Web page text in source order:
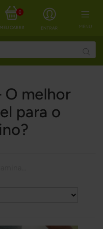
MENU
ENTRAR
MEU CARRINHO
0
O melhor
para o